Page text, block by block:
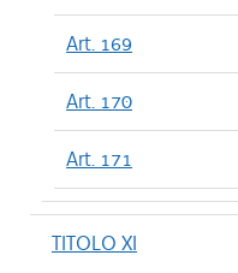
Art. 169
Art. 170
Art. 171
TITOLO XI